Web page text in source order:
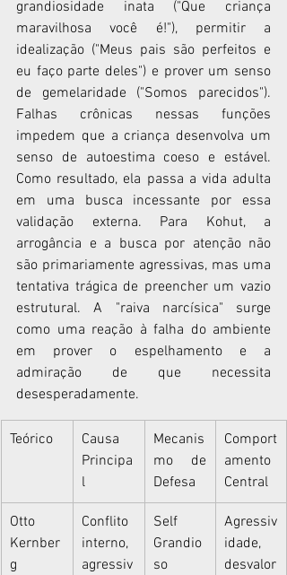
grandiosidade inata ("Que criança
maravilhosa você é!"), permitir a
idealização ("Meus pais são perfeitos e
eu faço parte deles") e prover um senso
de gemelaridade ("Somos parecidos").
Falhas crônicas nessas funções
impedem que a criança desenvolva um
senso de autoestima coeso e estável.
Como resultado, ela passa a vida adulta
em uma busca incessante por essa
validação externa. Para Kohut, a
arrogância e a busca por atenção não
são primariamente agressivas, mas uma
tentativa trágica de preencher um vazio
estrutural. A "raiva narcísica" surge
como uma reação à falha do ambiente
em prover o espelhamento e a
admiração de que necessita
desesperadamente.
Teórico
Causa
Principa
l
Mecanis
mo de
Defesa
Comport
amento
Central
Otto
Kernber
g
Conflito
interno,
agressiv
Self
Grandio
so
Agressiv
idade,
desvalor